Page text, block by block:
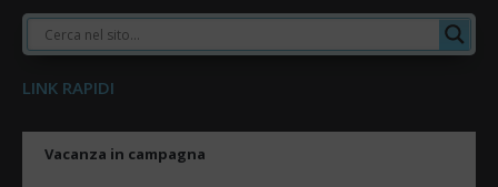
LINK RAPIDI
Vacanza in campagna